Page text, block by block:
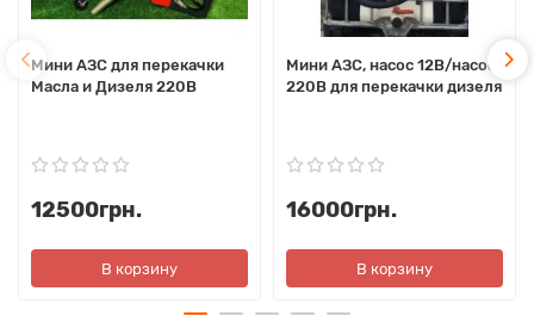
Мини АЗС для перекачки
Масла и Дизеля 220В
12500грн.
В корзину
Мини АЗС, насос 12В/насос
220В для перекачки дизеля
16000грн.
В корзину